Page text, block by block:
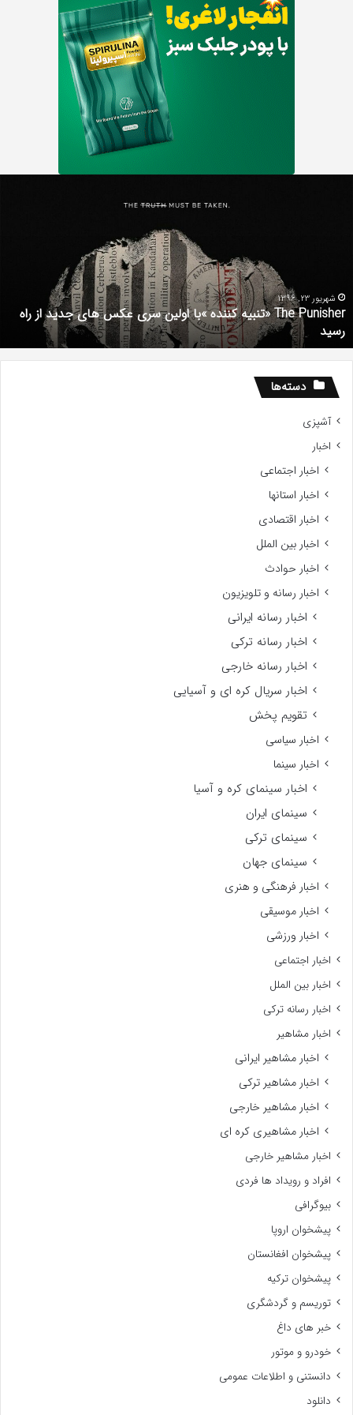
عکس
های
جدید
از
راه
رسید
شهریور 23, 1396
The Punisher «تنبیه کننده »با اولین سری عکس های جدید از راه
رسید
دسته‌ها
آشپزی
اخبار
اخبار اجتماعی
اخبار استانها
اخبار اقتصادی
اخبار بین الملل
اخبار حوادث
اخبار رسانه و تلویزیون
اخبار رسانه ایرانی
اخبار رسانه ترکی
اخبار رسانه خارجی
اخبار سریال کره ای و آسیایی
تقویم پخش
اخبار سیاسی
اخبار سینما
اخبار سینمای کره و آسیا
سینمای ایران
سینمای ترکی
سینمای جهان
اخبار فرهنگی و هنری
اخبار موسیقی
اخبار ورزشی
اخبار اجتماعی
اخبار بین الملل
اخبار رسانه ترکی
اخبار مشاهیر
اخبار مشاهیر ایرانی
اخبار مشاهیر ترکی
اخبار مشاهیر خارجی
اخبار مشاهیری کره ای
اخبار مشاهیر خارجی
افراد و رویداد ها فردی
بیوگرافی
پیشخوان اروپا
پیشخوان افغانستان
پیشخوان ترکیه
توریسم و گردشگری
خبر های داغ
خودرو و موتور
دانستنی و اطلاعات عمومی
دانلود